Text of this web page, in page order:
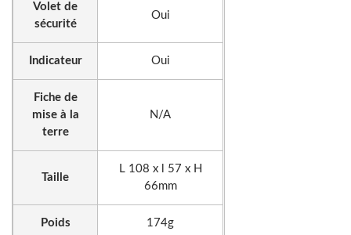
Volet de
sécurité
Oui
Indicateur Oui
Fiche de
mise à la
terre
N/A
Taille
L 108 x l 57 x H
66mm
Poids 174g